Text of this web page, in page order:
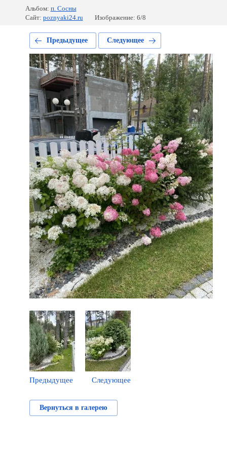
Альбом: п. Сосны
Сайт: poznyaki24.ru Изображение: 6/8
Предыдущее Следующее
Предыдущее Следующее
Вернуться в галерею